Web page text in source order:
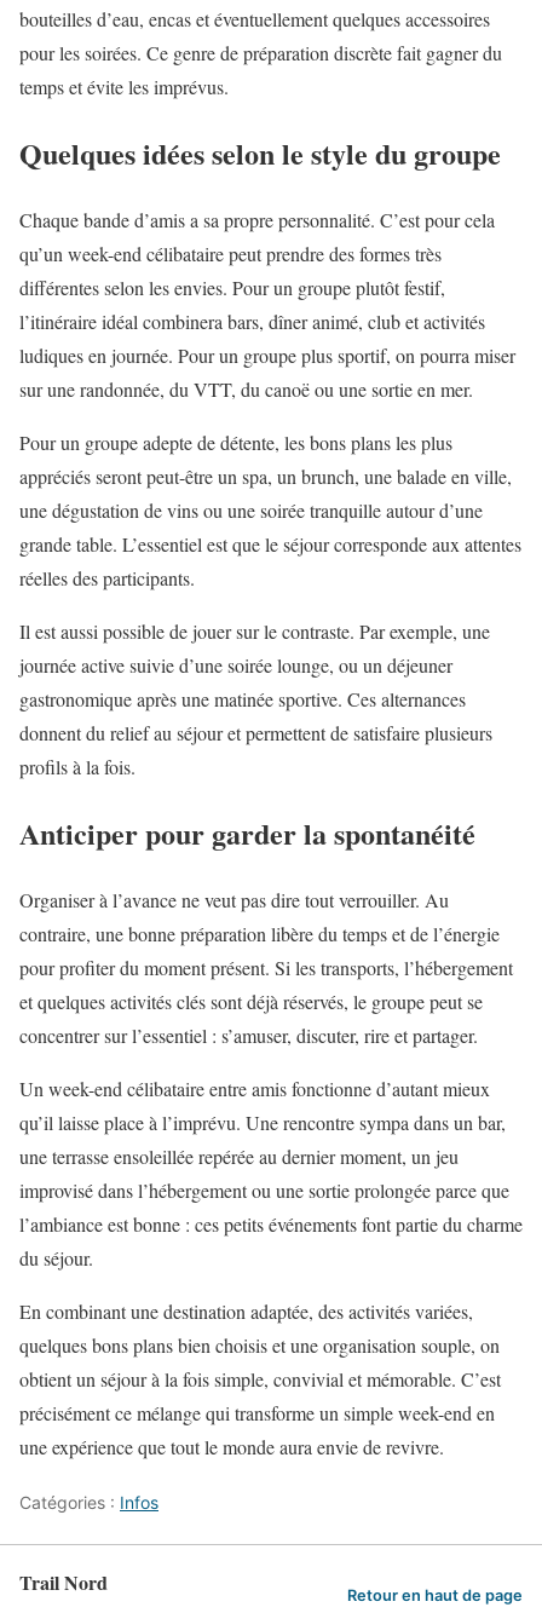
bouteilles d’eau, encas et éventuellement quelques accessoires
pour les soirées. Ce genre de préparation discrète fait gagner du
temps et évite les imprévus.
Quelques idées selon le style du groupe
Chaque bande d’amis a sa propre personnalité. C’est pour cela
qu’un week-end célibataire peut prendre des formes très
différentes selon les envies. Pour un groupe plutôt festif,
l’itinéraire idéal combinera bars, dîner animé, club et activités
ludiques en journée. Pour un groupe plus sportif, on pourra miser
sur une randonnée, du VTT, du canoë ou une sortie en mer.
Pour un groupe adepte de détente, les bons plans les plus
appréciés seront peut-être un spa, un brunch, une balade en ville,
une dégustation de vins ou une soirée tranquille autour d’une
grande table. L’essentiel est que le séjour corresponde aux attentes
réelles des participants.
Il est aussi possible de jouer sur le contraste. Par exemple, une
journée active suivie d’une soirée lounge, ou un déjeuner
gastronomique après une matinée sportive. Ces alternances
donnent du relief au séjour et permettent de satisfaire plusieurs
profils à la fois.
Anticiper pour garder la spontanéité
Organiser à l’avance ne veut pas dire tout verrouiller. Au
contraire, une bonne préparation libère du temps et de l’énergie
pour profiter du moment présent. Si les transports, l’hébergement
et quelques activités clés sont déjà réservés, le groupe peut se
concentrer sur l’essentiel : s’amuser, discuter, rire et partager.
Un week-end célibataire entre amis fonctionne d’autant mieux
qu’il laisse place à l’imprévu. Une rencontre sympa dans un bar,
une terrasse ensoleillée repérée au dernier moment, un jeu
improvisé dans l’hébergement ou une sortie prolongée parce que
l’ambiance est bonne : ces petits événements font partie du charme
du séjour.
En combinant une destination adaptée, des activités variées,
quelques bons plans bien choisis et une organisation souple, on
obtient un séjour à la fois simple, convivial et mémorable. C’est
précisément ce mélange qui transforme un simple week-end en
une expérience que tout le monde aura envie de revivre.
Catégories : Infos
Trail Nord Retour en haut de page